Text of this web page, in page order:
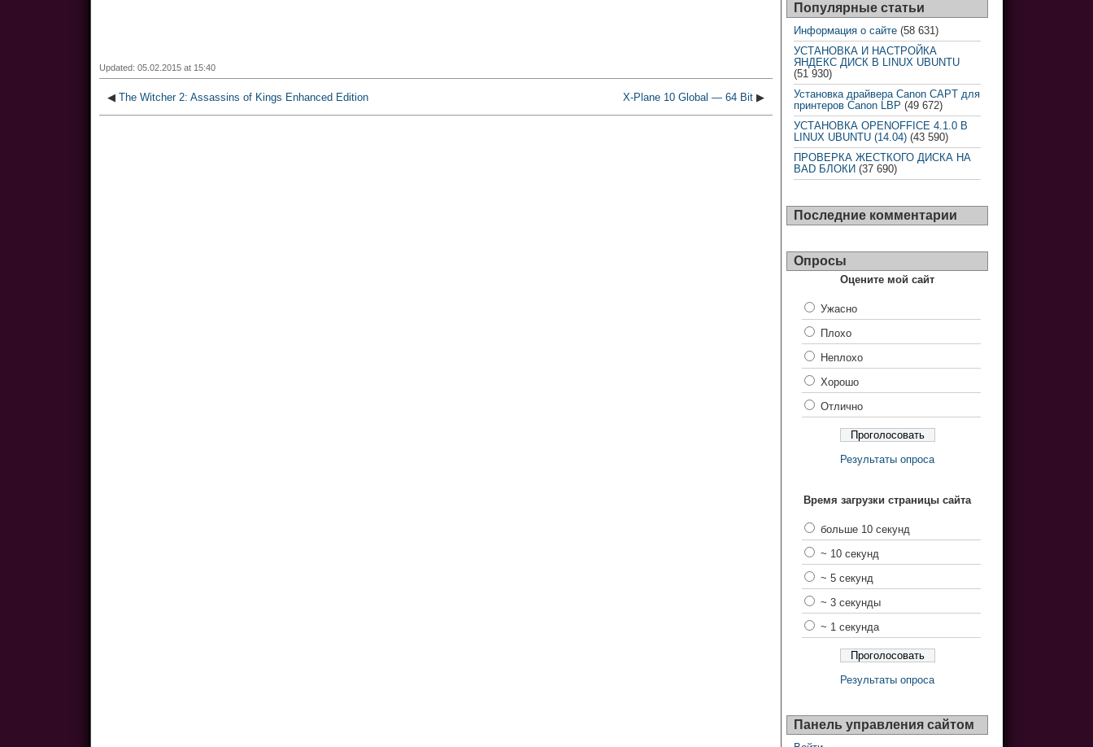
Updated: 05.02.2015 at 15:40
◀ The Witcher 2: Assassins of Kings Enhanced Edition X-Plane 10 Global — 64 Bit ▶
Популярные статьи
Информация о сайте (58 631)
УСТАНОВКА И НАСТРОЙКА
ЯНДЕКС ДИСК В LINUX UBUNTU
(51 930)
Установка драйвера Canon CAPT для
принтеров Canon LBP (49 672)
УСТАНОВКА OPENOFFICE 4.1.0 В
LINUX UBUNTU (14.04) (43 590)
ПРОВЕРКА ЖЕСТКОГО ДИСКА НА
BAD БЛОКИ (37 690)
Последние комментарии
Опросы
Оцените мой сайт
Ужасно
Плохо
Неплохо
Хорошо
Отлично
Результаты опроса
Время загрузки страницы сайта
больше 10 секунд
~ 10 секунд
~ 5 секунд
~ 3 секунды
~ 1 секунда
Результаты опроса
Панель управления сайтом